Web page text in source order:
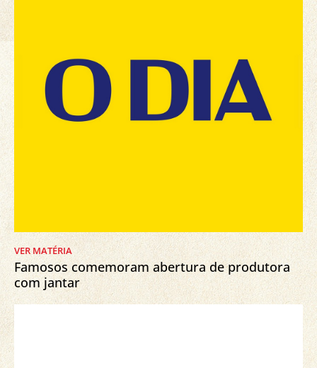
VER MATÉRIA
Famosos comemoram abertura de produtora
com jantar